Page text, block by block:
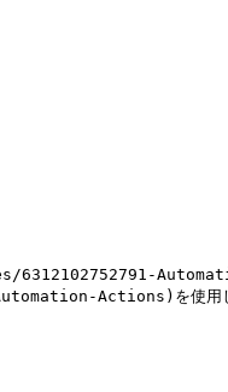
Actions)を使用し